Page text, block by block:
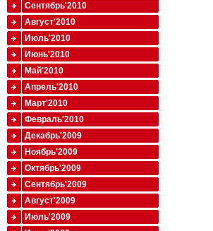
Сентябрь'2010
Август'2010
Июль'2010
Июнь'2010
Май'2010
Апрель'2010
Март'2010
Февраль'2010
Декабрь'2009
Ноябрь'2009
Октябрь'2009
Сентябрь'2009
Август'2009
Июль'2009